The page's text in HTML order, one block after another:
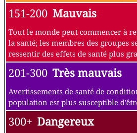
151-200 Mauvais
Tout le monde peut commencer à
la santé; les membres des groupes
ressentir des effets de santé plus
201-300 Très mauvais
Avertissements de santé de
population est plus susceptible
300+ Dangereux